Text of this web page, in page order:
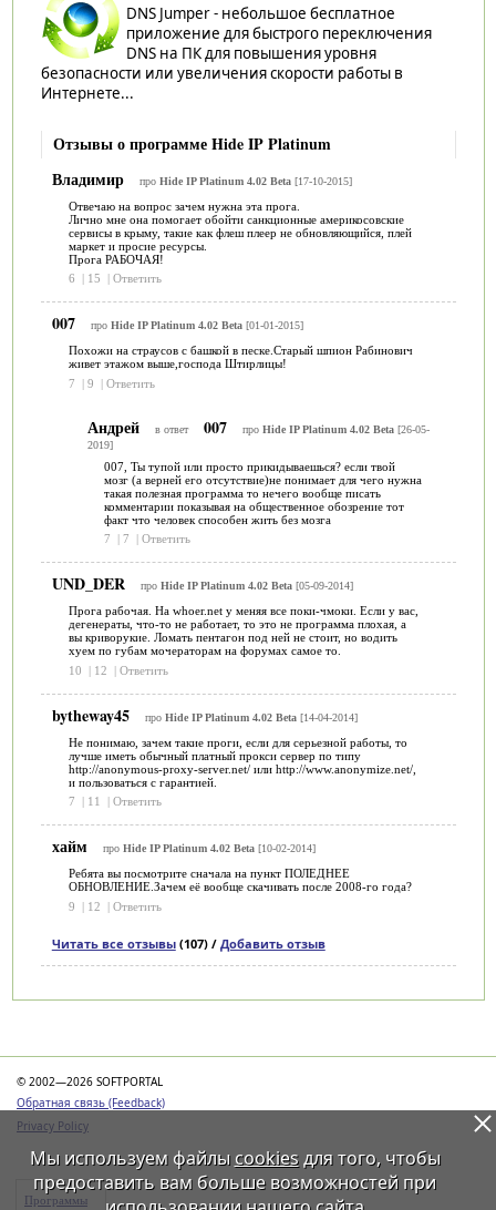
DNS Jumper - небольшое бесплатное
приложение для быстрого переключения
DNS на ПК для повышения уровня
безопасности или увеличения скорости работы в
Интернете...
Отзывы о программе Hide IP Platinum
Владимир
про Hide IP Platinum 4.02 Beta[17-10-2015]
Отвечаю на вопрос зачем нужна эта прога.
Лично мне она помогает обойти санкционные америкосовские
сервисы в крыму, такие как флеш плеер не обновляющийся, плей
маркет и просие ресурсы.
Прога РАБОЧАЯ!
6
15 Ответить
007 про Hide IP Platinum 4.02 Beta[01-01-2015]
Похожи на страусов с башкой в песке.Старый шпион Рабинович
живет этажом выше,господа Штирлицы!
7
| 9 | Ответить
Андрей в ответ 007 про Hide IP Platinum 4.02 Beta[26-05-
2019]
007, Ты тупой или просто прикидываешься? если твой
мозг (а верней его отсутствие)не понимает для чего нужна
такая полезная программа то нечего вообще писать
комментарии показывая на общественное обозрение тот
факт что человек способен жить без мозга
7
7 Ответить
UND_DER про Hide IP Platinum 4.02 Beta[05-09-2014]
Прога рабочая. На whoer.net у меняя все поки-чмоки. Если у вас,
дегенераты, что-то не работает, то это не программа плохая, а
вы криворукие. Ломать пентагон под ней не стоит, но водить
хуем по губам мочераторам на форумах самое то.
10
| 12 | Ответить
bytheway45 про Hide IP Platinum 4.02 Beta[14-04-2014]
Не понимаю, зачем такие проги, если для серьезной работы, то
лучше иметь обычный платный прокси сервер по типу
http://anonymous-proxy-server.net/ или http://www.anonymize.net/,
и пользоваться с гарантией.
7
11 Ответить
хайм про Hide IP Platinum 4.02 Beta[10-02-2014]
Ребята вы посмотрите сначала на пункт ПОЛЕДНЕЕ
ОБНОВЛЕНИЕ.Зачем её вообще скачивать после 2008-го года?
9
| 12 | Ответить
Читать все отзывы(107) / Добавить отзыв
© 2002—2026 SOFTPORTAL
Обратная связь (Feedback)
Privacy Policy
Программы
Мы используем файлы cookiesдля того, чтобы
предоставить вам больше возможностей при